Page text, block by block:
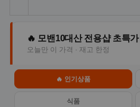
🔥 모밴10대산 전용샵 초특가
오늘만 이 가격 · 재고 한정
🔥 인기상품
식품